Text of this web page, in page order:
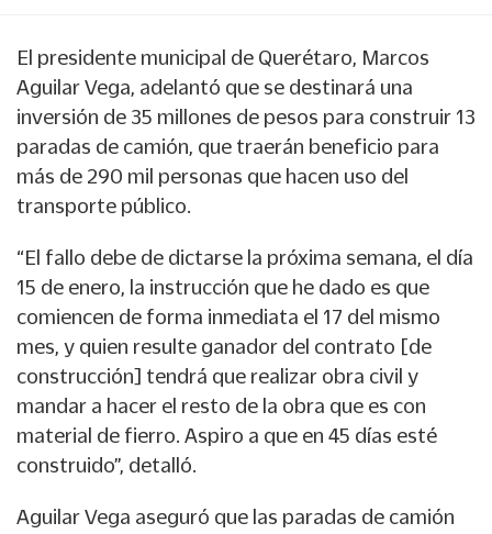
El presidente municipal de Querétaro, Marcos
Aguilar Vega, adelantó que se destinará una
inversión de 35 millones de pesos para construir 13
paradas de camión, que traerán beneficio para
más de 290 mil personas que hacen uso del
transporte público.
“El fallo debe de dictarse la próxima semana, el día
15 de enero, la instrucción que he dado es que
comiencen de forma inmediata el 17 del mismo
mes, y quien resulte ganador del contrato [de
construcción] tendrá que realizar obra civil y
mandar a hacer el resto de la obra que es con
material de fierro. Aspiro a que en 45 días esté
construido”, detalló.
Aguilar Vega aseguró que las paradas de camión